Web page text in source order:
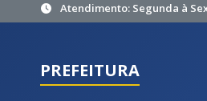
Atendimento: Segunda à
PREFEITURA